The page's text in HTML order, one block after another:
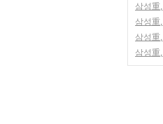
삼성重
삼성重
삼성重
삼성重